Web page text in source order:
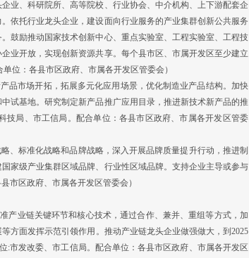
业、科研院所、高等院校、行业协会、中介机构、上下游配套企
依托行业龙头企业，建设面向行业服务的产业集群创新公共服务
鼓励推动国家技术创新中心、重点实验室、工程实验室、工程技
业开放，实现创新资源共享。每个县市区、市属开发区至少建立
位：各县市区政府、市属各开发区管委会）
市场开拓，拓展多元化应用场景，优化制造业产品结构。加快
试基地。研究制定新产品推广应用目录，推进新技术新产品的推
技局、市工信局。配合单位：各县市区政府、市属各开发区管委
标准化战略和品牌战略，深入开展品牌质量提升行动，推进制
家级产业集群区域品牌、行业性区域品牌。支持企业主导或参与
市区政府、市属各开发区管委会）
业链关键环节和核心技术，通过合作、兼并、重组等方式，加
方面发挥示范引领作用。推动产业链龙头企业做强做大，到2025
:市发改委、市工信局。配合单位：各县市区政府、市属各开发区